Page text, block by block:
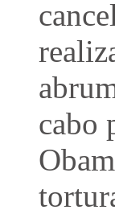
cabo